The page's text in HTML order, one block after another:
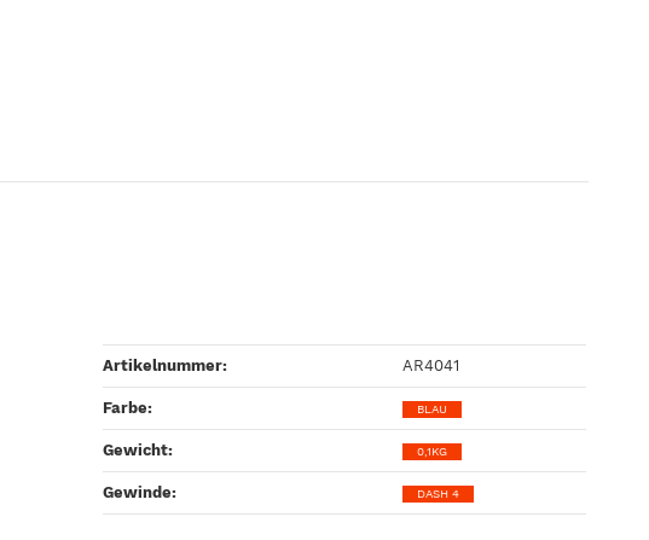
Artikelnummer: AR4041
Farbe‍: BLAU
Gewicht‍: 0,1KG
Gewinde‍: DASH 4